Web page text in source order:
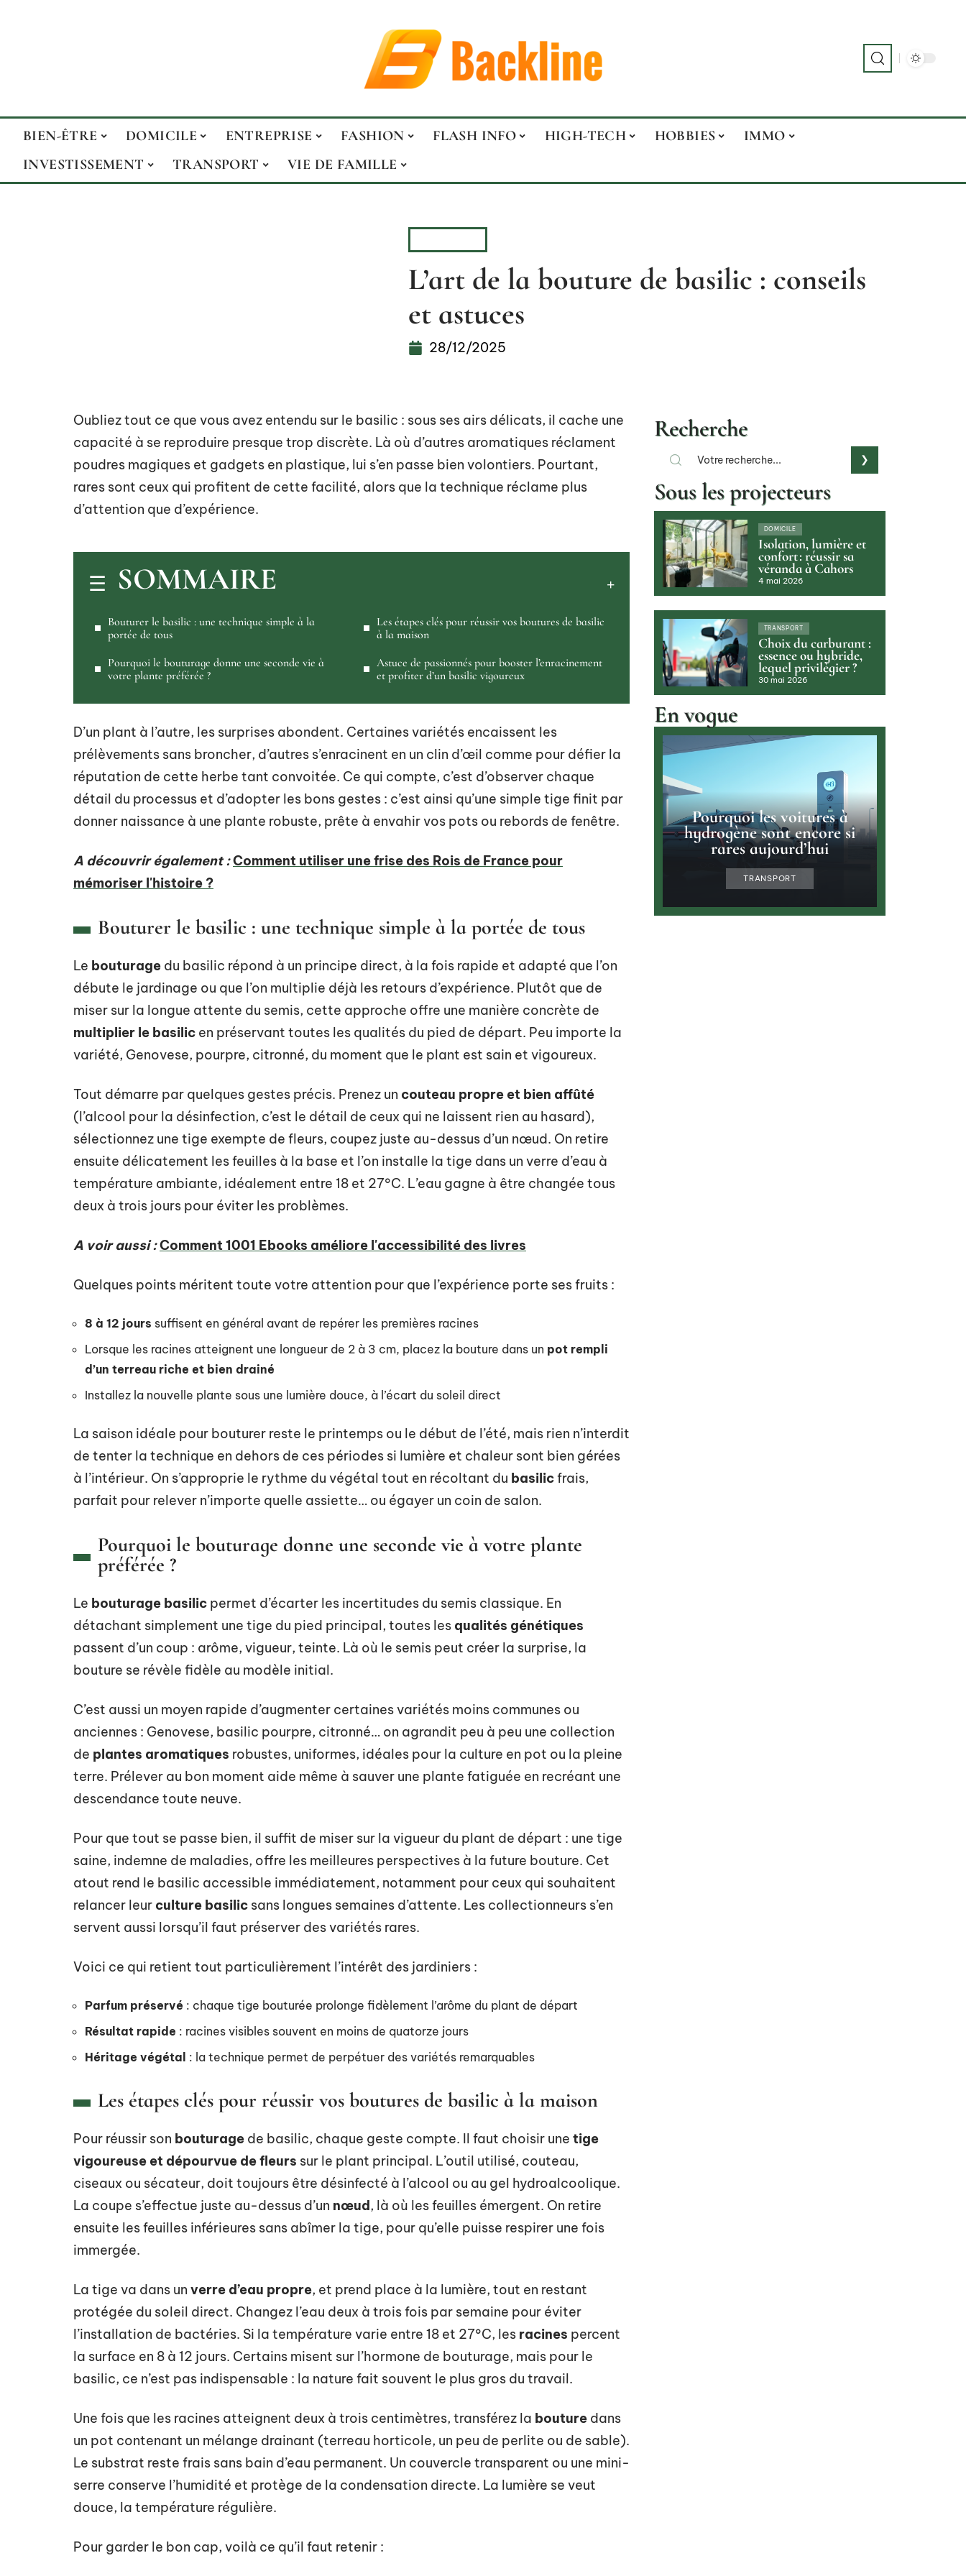
BIEN-ÊTRE DOMICILE ENTREPRISE FASHION FLASH INFO HIGH-TECH HOBBIES
IMMO
INVESTISSEMENT
TRANSPORT VIE DE FAMILLE
L’art de la bouture de basilic : conseils
et astuces
28/12/2025
Oubliez tout ce que vous avez entendu sur le basilic : sous ses airs délicats, il cache une
capacité à se reproduire presque trop discrète. Là où d’autres aromatiques réclament
poudres magiques et gadgets en plastique, lui s’en passe bien volontiers. Pourtant,
rares sont ceux qui profitent de cette facilité, alors que la technique réclame plus
d’attention que d’expérience.
SOMMAIRE
Bouturer le basilic : une technique simple à la
portée de tous
Pourquoi le bouturage donne une seconde vie à
votre plante préférée ?
Les étapes clés pour réussir vos boutures de basilic
à la maison
Astuce de passionnés pour booster l’enracinement
et profiter d’un basilic vigoureux
D’un plant à l’autre, les surprises abondent. Certaines variétés encaissent les
prélèvements sans broncher, d’autres s’enracinent en un clin d’œil comme pour défier la
réputation de cette herbe tant convoitée. Ce qui compte, c’est d’observer chaque
détail du processus et d’adopter les bons gestes : c’est ainsi qu’une simple tige finit par
donner naissance à une plante robuste, prête à envahir vos pots ou rebords de fenêtre.
A découvrir également :Comment utiliser une frise des Rois de France pour
mémoriser l'histoire ?
Bouturer le basilic : une technique simple à la portée de tous
Le bouturage du basilic répond à un principe direct, à la fois rapide et adapté que l’on
débute le jardinage ou que l’on multiplie déjà les retours d’expérience. Plutôt que de
miser sur la longue attente du semis, cette approche offre une manière concrète de
multiplier le basilic en préservant toutes les qualités du pied de départ. Peu importe la
variété, Genovese, pourpre, citronné, du moment que le plant est sain et vigoureux.
Tout démarre par quelques gestes précis. Prenez un couteau propre et bien affûté
(l’alcool pour la désinfection, c’est le détail de ceux qui ne laissent rien au hasard),
sélectionnez une tige exempte de fleurs, coupez juste au-dessus d’un nœud. On retire
ensuite délicatement les feuilles à la base et l’on installe la tige dans un verre d’eau à
température ambiante, idéalement entre 18 et 27°C. L’eau gagne à être changée tous
deux à trois jours pour éviter les problèmes.
A voir aussi :Comment 1001 Ebooks améliore l'accessibilité des livres
Quelques points méritent toute votre attention pour que l’expérience porte ses fruits :
8 à 12 jours suffisent en général avant de repérer les premières racines
Lorsque les racines atteignent une longueur de 2 à 3 cm, placez la bouture dans un pot rempli
d’un terreau riche et bien drainé
Installez la nouvelle plante sous une lumière douce, à l’écart du soleil direct
La saison idéale pour bouturer reste le printemps ou le début de l’été, mais rien n’interdit
de tenter la technique en dehors de ces périodes si lumière et chaleur sont bien gérées
à l’intérieur. On s’approprie le rythme du végétal tout en récoltant du basilicfrais,
parfait pour relever n’importe quelle assiette… ou égayer un coin de salon.
Pourquoi le bouturage donne une seconde vie à votre plante
préférée ?
Le bouturage basilic permet d’écarter les incertitudes du semis classique. En
détachant simplement une tige du pied principal, toutes les qualités génétiques
passent d’un coup : arôme, vigueur, teinte. Là où le semis peut créer la surprise, la
bouture se révèle fidèle au modèle initial.
C’est aussi un moyen rapide d’augmenter certaines variétés moins communes ou
anciennes : Genovese, basilic pourpre, citronné… on agrandit peu à peu une collection
de plantes aromatiques robustes, uniformes, idéales pour la culture en pot ou la pleine
terre. Prélever au bon moment aide même à sauver une plante fatiguée en recréant une
descendance toute neuve.
Pour que tout se passe bien, il suffit de miser sur la vigueur du plant de départ : une tige
saine, indemne de maladies, offre les meilleures perspectives à la future bouture. Cet
atout rend le basilic accessible immédiatement, notamment pour ceux qui souhaitent
relancer leur culture basilic sans longues semaines d’attente. Les collectionneurs s’en
servent aussi lorsqu’il faut préserver des variétés rares.
Voici ce qui retient tout particulièrement l’intérêt des jardiniers :
Parfum préservé : chaque tige bouturée prolonge fidèlement l’arôme du plant de départ
Résultat rapide : racines visibles souvent en moins de quatorze jours
Héritage végétal : la technique permet de perpétuer des variétés remarquables
Les étapes clés pour réussir vos boutures de basilic à la maison
Pour réussir son bouturage de basilic, chaque geste compte. Il faut choisir une tige
vigoureuse et dépourvue de fleurs sur le plant principal. L’outil utilisé, couteau,
ciseaux ou sécateur, doit toujours être désinfecté à l’alcool ou au gel hydroalcoolique.
La coupe s’effectue juste au-dessus d’un nœud, là où les feuilles émergent. On retire
ensuite les feuilles inférieures sans abîmer la tige, pour qu’elle puisse respirer une fois
immergée.
La tige va dans un verre d’eau propre, et prend place à la lumière, tout en restant
protégée du soleil direct. Changez l’eau deux à trois fois par semaine pour éviter
l’installation de bactéries. Si la température varie entre 18 et 27°C, les racines percent
la surface en 8 à 12 jours. Certains misent sur l’hormone de bouturage, mais pour le
basilic, ce n’est pas indispensable : la nature fait souvent le plus gros du travail.
Une fois que les racines atteignent deux à trois centimètres, transférez la bouture dans
un pot contenant un mélange drainant (terreau horticole, un peu de perlite ou de sable).
Le substrat reste frais sans bain d’eau permanent. Un couvercle transparent ou une mini-
serre conserve l’humidité et protège de la condensation directe. La lumière se veut
douce, la température régulière.
Pour garder le bon cap, voilà ce qu’il faut retenir :
Recherche
Sous les projecteurs
DOMICILE
Isolation, lumière et
confort : réussir sa
véranda à Cahors
4 mai 2026
TRANSPORT
Choix du carburant :
essence ou hybride,
lequel privilégier ?
30 mai 2026
En vogue
Pourquoi les voitures à
hydrogène sont encore si
rares aujourd’hui
TRANSPORT